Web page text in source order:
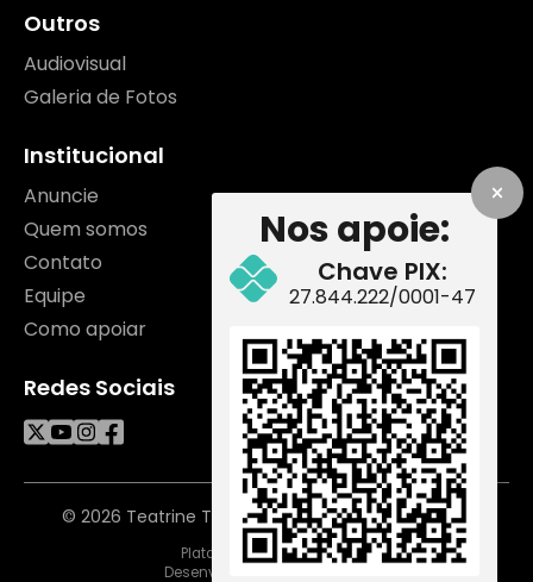
Nos apoie:
Chave PIX:
27.844.222/0001-47
Outros
Audiovisual
Galeria de Fotos
Institucional
Anuncie
Quem somos
Contato
Equipe
Como apoiar
Redes Sociais
© 2026 Teatrine TV. Todos os direitos reservados.
Plataforma
Desenvolvimento